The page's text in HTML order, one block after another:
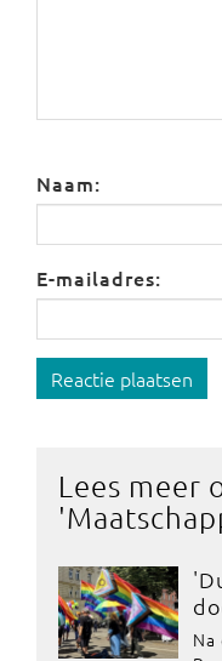
Naam:
E-mailadres:
Reactie plaatsen
Lees meer
'